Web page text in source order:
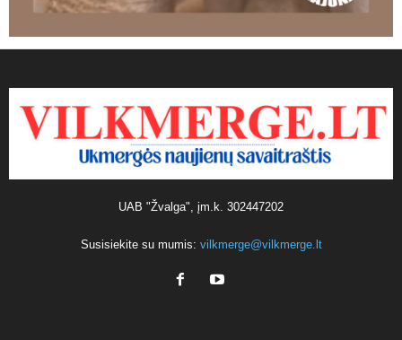
UAB "Žvalga", įm.k. 302447202
Susisiekite su mumis: vilkmerge@vilkmerge.lt